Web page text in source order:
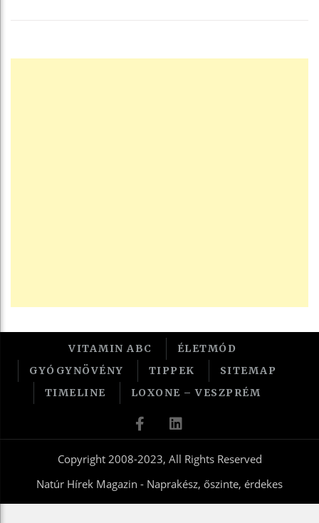
VITAMIN ABC
ÉLETMÓD
GYÓGYNÖVÉNY
TIPPEK
SITEMAP
TIMELINE
LOXONE – VESZPRÉM
Copyright 2008-2023, All Rights Reserved
Natúr Hírek Magazin - Naprakész, őszinte, érdekes